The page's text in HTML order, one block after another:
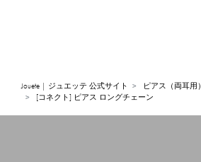
Jouete | ジュエッテ 公式サイト
ピアス（両耳用）
[コネクト] ピアス ロングチェーン